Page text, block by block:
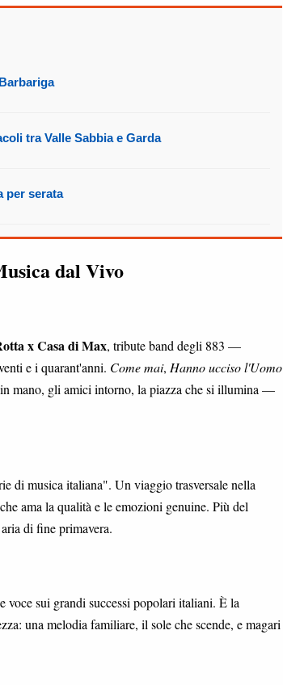
tra Valle Sabbia e Garda
per serata
dal Vivo
x Casa di Max, tribute band degli 883 —
e i quarant'anni. Come mai, Hanno ucciso l'Uomo
mano, gli amici intorno, la piazza che si illumina —
di musica italiana". Un viaggio trasversale nella
ama la qualità e le emozioni genuine. Più del
di fine primavera.
voce sui grandi successi popolari italiani. È la
una melodia familiare, il sole che scende, e magari